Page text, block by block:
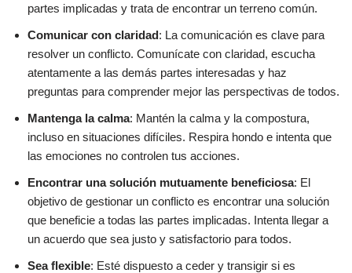
partes implicadas y trata de encontrar un terreno común.
Comunicar con claridad: La comunicación es clave para
resolver un conflicto. Comunícate con claridad, escucha
atentamente a las demás partes interesadas y haz
preguntas para comprender mejor las perspectivas de todos.
Mantenga la calma: Mantén la calma y la compostura,
incluso en situaciones difíciles. Respira hondo e intenta que
las emociones no controlen tus acciones.
Encontrar una solución mutuamente beneficiosa: El
objetivo de gestionar un conflicto es encontrar una solución
que beneficie a todas las partes implicadas. Intenta llegar a
un acuerdo que sea justo y satisfactorio para todos.
Sea flexible: Esté dispuesto a ceder y transigir si es